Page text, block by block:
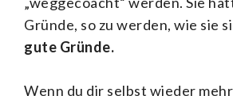
Gründe, so zu werden, wie sie
gute Gründe.
Wenn du dir selbst wieder